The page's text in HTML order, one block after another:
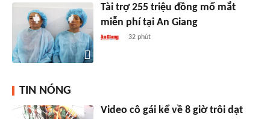
Tài trợ 255 triệu đồng mổ mắt
miễn phí tại An Giang
32 phút
TIN NÓNG
Video cô gái kể về 8 giờ trôi dạt